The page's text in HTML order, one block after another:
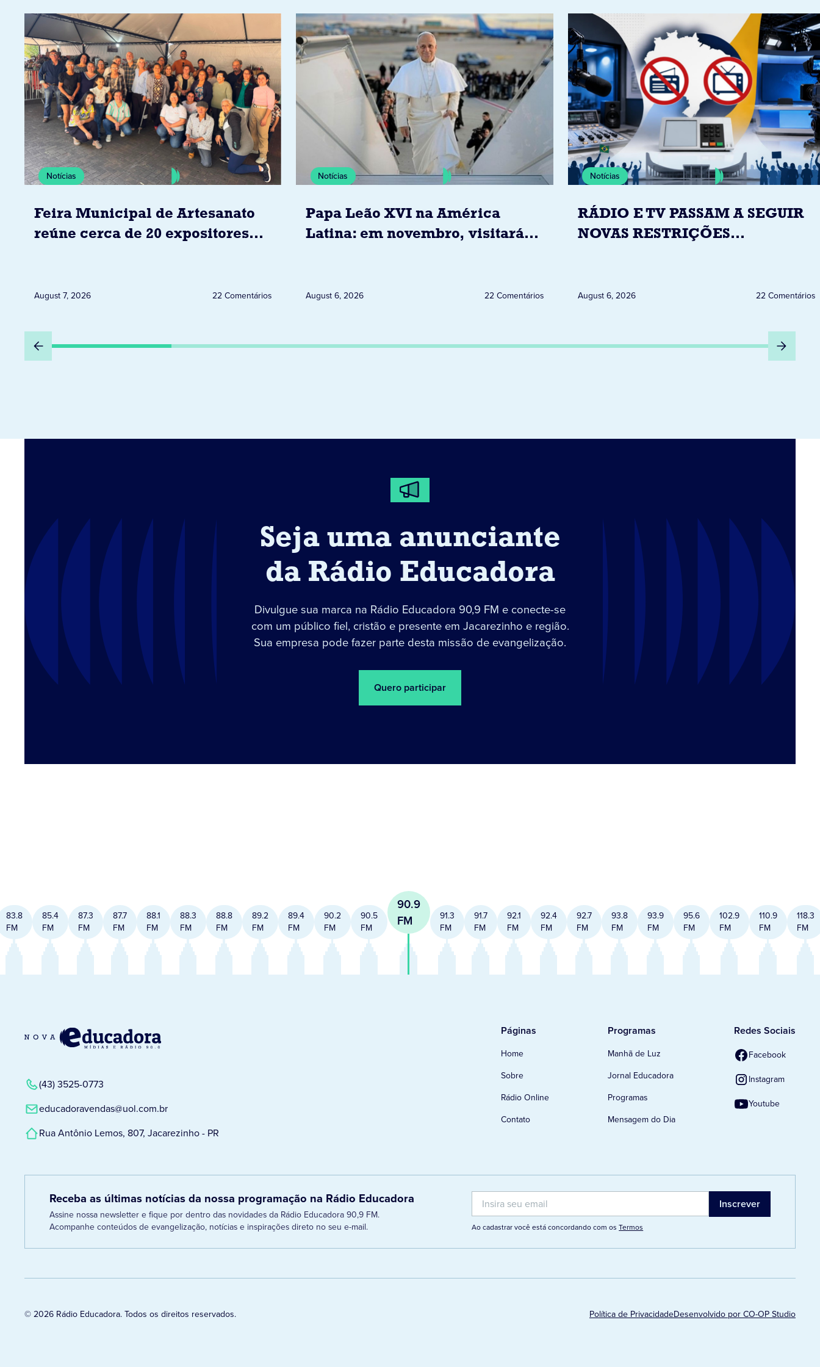
Notícias
Feira Municipal de Artesanato
reúne cerca de 20 expositores
August 7, 2026 22 Comentários
Notícias
Papa Leão XVI na América
Latina: em novembro, visitará
August 6, 2026 22 Comentários
Notícias
RÁDIO E TV PASSAM A SEGUIR
NOVAS RESTRIÇÕES
August 6, 2026 22 Comentários
Seja uma anunciante
da Rádio Educadora
Divulgue sua marca na Rádio Educadora 90,9 FM e conecte-se
com um público fiel, cristão e presente em Jacarezinho e região.
Sua empresa pode fazer parte desta missão de evangelização.
Quero participar
83.8
FM
85.4
FM
87.3
FM
87.7
FM
88.1
FM
88.3
FM
88.8
FM
89.2
FM
89.4
FM
90.2
FM
90.5
FM
90.9
FM
91.3
FM
91.7
FM
92.1
FM
92.4
FM
92.7
FM
93.8
FM
93.9
FM
95.6
FM
102.9
FM
110.9
FM
118.3
FM
(43) 3525-0773
educadoravendas@uol.com.br
Rua Antônio Lemos, 807, Jacarezinho - PR
Páginas
Home
Sobre
Rádio Online
Contato
Programas
Manhã de Luz
Jornal Educadora
Programas
Mensagem do Dia
Redes Sociais
Facebook
Instagram
Youtube
Receba as últimas notícias da nossa programação na Rádio Educadora
Assine nossa newsletter e fique por dentro das novidades da Rádio Educadora 90,9 FM.
Acompanhe conteúdos de evangelização, notícias e inspirações direto no seu e-mail.
Ao cadastrar você está concordando com osTermos
© 2026 Rádio Educadora. Todos os direitos reservados. Política de PrivacidadeDesenvolvido por CO-OP Studio